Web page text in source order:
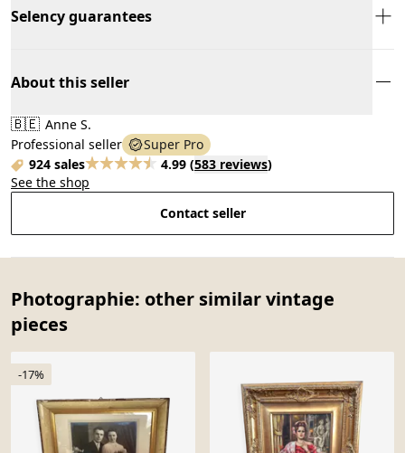
Selency guarantees
About this seller
🇧🇪 Anne S.
Professional seller
Super Pro
924 sales
4.99 (583 reviews)
See the shop
Contact seller
Photographie: other similar vintage
pieces
-17%